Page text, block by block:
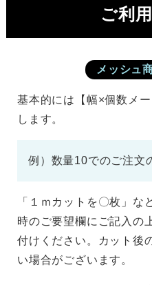
ご利
メッシュ
基本的には【幅×個数メ
します。
例）数量10でのご注文
「１ｍカットを〇枚」な
時のご要望欄にご記入の
付けください。カット後
い場合がございます。